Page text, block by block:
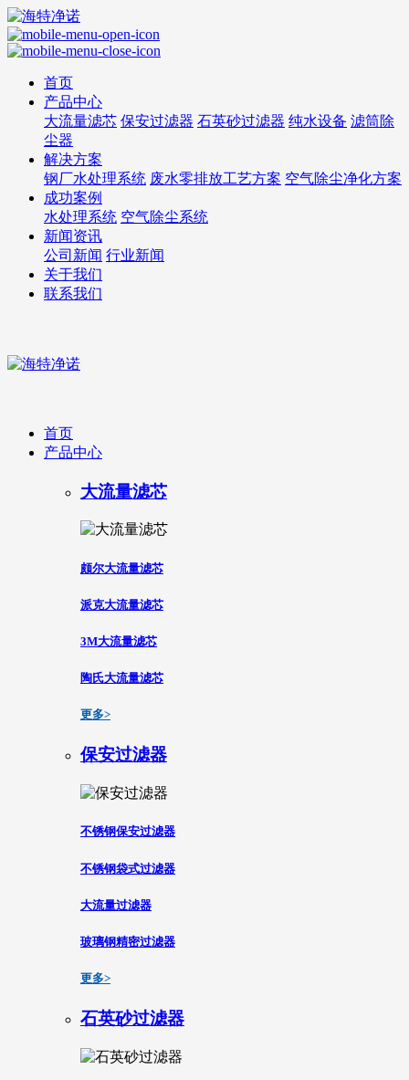
首页
产品中心
大流量滤芯 保安过滤器 石英砂过滤器 纯水设备 滤筒除
尘器
解决方案
钢厂水处理系统 废水零排放工艺方案 空气除尘净化方案
成功案例
水处理系统 空气除尘系统
新闻资讯
公司新闻 行业新闻
关于我们
联系我们
首页
产品中心
大流量滤芯
颇尔大流量滤芯
派克大流量滤芯
3M大流量滤芯
陶氏大流量滤芯
更多>
保安过滤器
不锈钢保安过滤器
不锈钢袋式过滤器
大流量过滤器
玻璃钢精密过滤器
更多>
石英砂过滤器